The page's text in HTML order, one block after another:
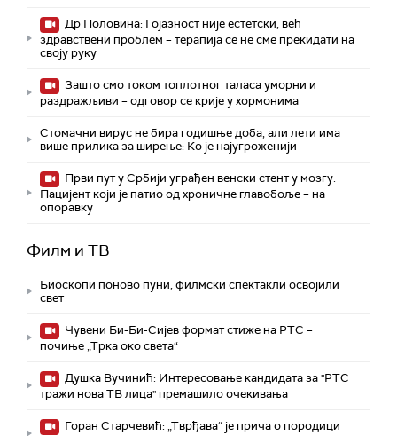
Др Половина: Гојазност није естетски, већ
здравствени проблем – терапија се не сме прекидати на
своју руку
Зашто смо током топлотног таласа уморни и
раздражљиви – одговор се крије у хормонима
Стомачни вирус не бира годишње доба, али лети има
више прилика за ширење: Ко је најугроженији
Први пут у Србији уграђен венски стент у мозгу:
Пацијент који је патио од хроничне главобоље – на
опоравку
Филм и ТВ
Биоскопи поново пуни, филмски спектакли освојили
свет
Чувени Би-Би-Сијев формат стиже на РТС –
почиње „Трка око света“
Душка Вучинић: Интересовање кандидата за "РТС
тражи нова ТВ лица" премашило очекивања
Горан Старчевић: „Тврђава“ је прича о породици